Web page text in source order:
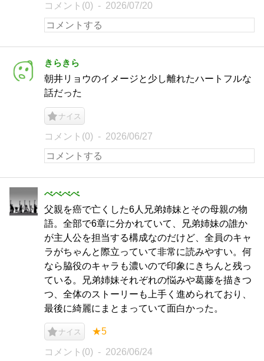
コメント(0) 2026/07/20
きらきら
朝井リョウのイメージと少し離れたハートフルな
話だった
ナイス
コメント(0) 2026/06/27
べべべべ
父親を癌で亡くした6人兄弟姉妹とその母親の物
語。全部で6章に分かれていて、兄弟姉妹の誰か
が主人公を担当する構成なのだけど、全員のキャ
ラがちゃんと際立っていて非常に読みやすい。何
なら脇役のキャラも濃いので印象にきちんと残っ
ている。兄弟姉妹それぞれの悩みや葛藤を描きつ
つ、全体のストーリーも上手く進められており、
最後に綺麗にまとまっていて面白かった。
ナイス ★5
コメント(0) 2026/06/24